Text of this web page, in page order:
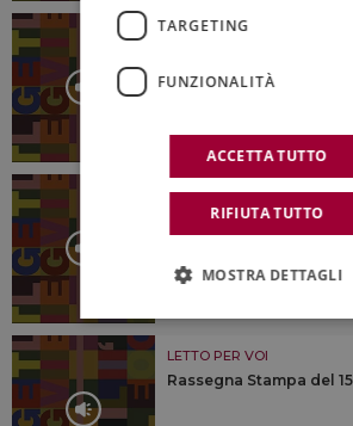
LETTO PER VOI
Rassegna Stampa del
LETTO PER VOI
Rassegna Stampa del
LETTO PER VOI
Rassegna Stampa del
TARGETING
FUNZIONALITÀ
ACCETTA TUTTO
RIFIUTA TUTTO
MOSTRA DETTAGLI